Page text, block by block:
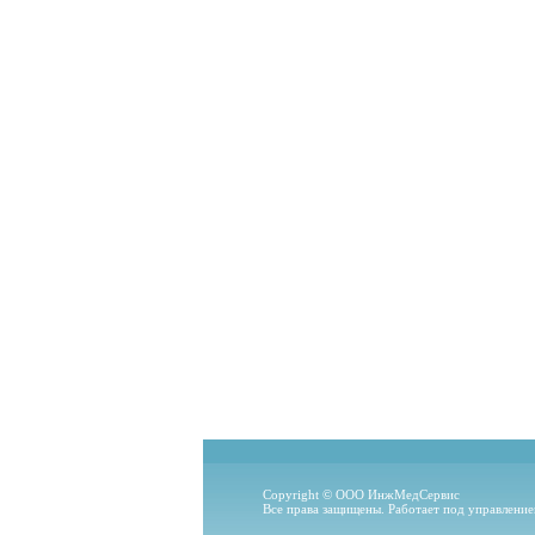
Copyright © ООО ИнжМедСервис
Все права защищены. Работает под